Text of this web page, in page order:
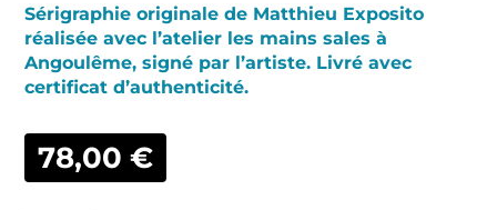
Sérigraphie originale de Matthieu Exposito
réalisée avec l’atelier les mains sales à
Angoulême, signé par l’artiste. Livré avec
certificat d’authenticité.
78,00€